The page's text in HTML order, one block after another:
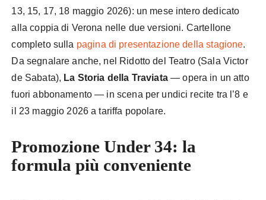
13, 15, 17, 18 maggio 2026): un mese intero dedicato
alla coppia di Verona nelle due versioni. Cartellone
completo sulla pagina di presentazione della stagione.
Da segnalare anche, nel Ridotto del Teatro (Sala Victor
de Sabata), La Storia della Traviata— opera in un atto
fuori abbonamento — in scena per undici recite tra l’8 e
il 23 maggio 2026 a tariffa popolare.
Promozione Under 34: la
formula più conveniente